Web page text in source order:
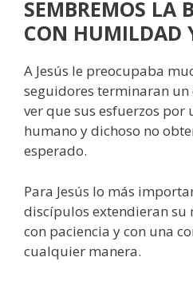
SEMBREMOS LA
CON HUMILDAD
A Jesús le preocupaba
seguidores terminaran
ver que sus esfuerzos por
humano y dichoso no
esperado.
Para Jesús lo más
discípulos extendieran su
con paciencia y con una
cualquier manera.